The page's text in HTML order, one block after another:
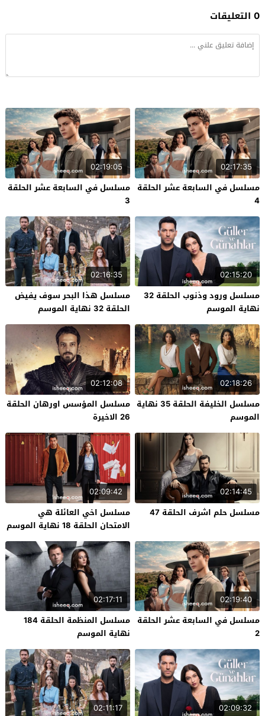
0 التعليقات
02:17:35
مسلسل في السابعة عشر الحلقة
4
02:19:05
مسلسل في السابعة عشر الحلقة
3
02:15:20
مسلسل ورود وذنوب الحلقة 32
نهاية الموسم
02:16:35
مسلسل هذا البحر سوف يفيض
الحلقة 32 نهاية الموسم
02:18:26
مسلسل الخليفة الحلقة 35 نهاية
الموسم
02:12:08
مسلسل المؤسس اورهان الحلقة
26 الاخيرة
02:14:45
مسلسل حلم اشرف الحلقة 47
02:09:42
مسلسل اخي العائلة هي
الامتحان الحلقة 18 نهاية الموسم
02:19:40
مسلسل في السابعة عشر الحلقة
2
02:17:11
مسلسل المنظمة الحلقة 184
نهاية الموسم
02:09:32
02:11:17